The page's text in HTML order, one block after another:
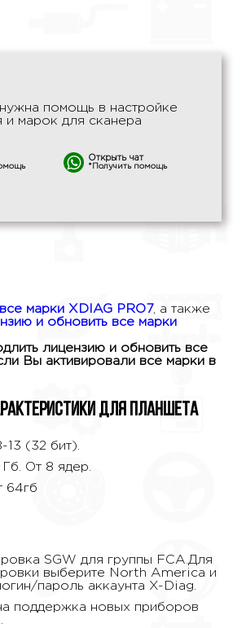
помощь в настройке
и марок для сканера
Открыть чат
*Получить помощь
марки XDIAG PRO7, а также
и обновить все марки
лицензию и обновить все
Вы активировали все марки в
для планшета
13 (32 бит).
От 8 ядер.
64гб
SGW для группы FCA.Для
выберите North America и
пароль аккаунта X-Diag.
​​поддержка новых приборов